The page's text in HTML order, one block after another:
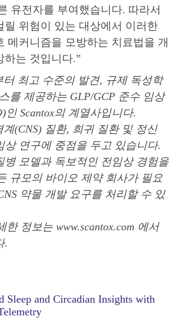
유전자를 부여했습니다. 따라서
릴 위험이 있는 대상에서 이러한
메커니즘을 모방하는 치료법을 개
하는 것입니다.”
터 최고 수준의 발견, 규제 독성학
를 제공하는 GLP/GCP 준수 임상
인 Scantox의 계열사입니다.
계(CNS) 질환, 희귀 질환 및 정신
상 연구에 중점을 두고 있습니다.
병 모델과 독보적인 전임상 경험을
규모의 바이오 제약 회사가 필요
약물 개발 요구를 처리할 수 있
한 정보는 www.scantox.com 에서
.
Sleep and Circadian Insights with